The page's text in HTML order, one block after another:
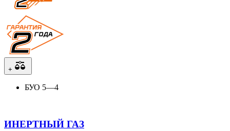
+
БУО 5—4
ИНЕРТНЫЙ ГАЗ